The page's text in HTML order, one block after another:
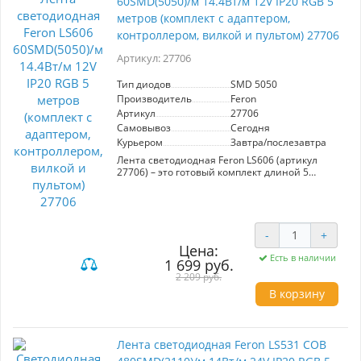
метров (комплект с адаптером,
контроллером, вилкой и пультом) 27706
Артикул: 27706
Тип диодов
SMD 5050
Производитель
Feron
Артикул
27706
Самовывоз
Сегодня
Курьером
Завтра/послезавтра
Лента светодиодная Feron LS606 (артикул
27706) – это готовый комплект длиной 5
освещения в интерьере, она станет отличным
оформления мероприятий или витрин.
Преимущества данной модели включают
двойной медный слой, который обеспечивает
эффективный теплоотвод и продлевает срок
службы. Лента устойчива к сгибам, что
ошибок при монтаже. Равномерное
нанесение клейкого слоя обеспечивает
надежное крепление, а отсутствие резкого
Цена:
1 699 руб.
2 209 руб.
- +
Есть в наличии
В корзину
Лента светодиодная Feron LS531 COB